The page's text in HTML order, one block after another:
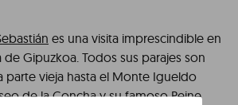
es una visita imprescindible en
Gipuzkoa. Todos sus parajes son
parte vieja hasta el Monte Igueldo
de la Concha y su famoso Peine